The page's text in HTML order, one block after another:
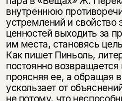
внутреннюю
устремлений и свойство
ценностей выходить за
им места, становясь
Как пишет Пиньоль,
постоянно возвращается
проясняя ее, а обращая
ускользает от